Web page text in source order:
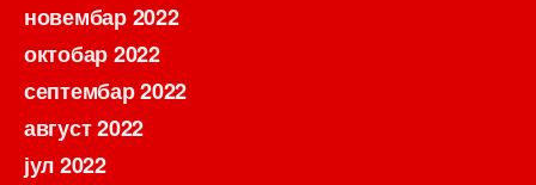
новембар 2022
октобар 2022
септембар 2022
август 2022
јул 2022